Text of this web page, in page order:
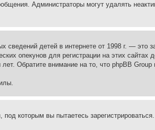
Администраторы могут удалять
сведений детей в интернете от 1998 г. —
опекунов для регистрации на этих
Обратите внимание на то, что phpBB
которым вы пытаетесь